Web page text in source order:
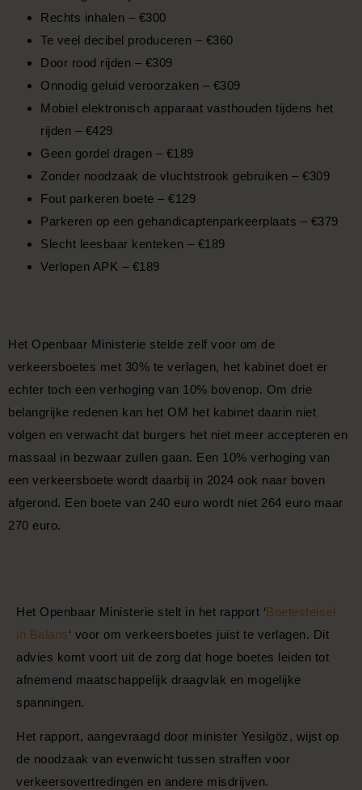
Rechts inhalen – €300
Te veel decibel produceren – €360
Door rood rijden – €309
Onnodig geluid veroorzaken – €309
Mobiel elektronisch apparaat vasthouden tijdens het
rijden – €429
Geen gordel dragen – €189
Zonder noodzaak de vluchtstrook gebruiken – €309
Fout parkeren boete – €129
Parkeren op een gehandicaptenparkeerplaats – €379
Slecht leesbaar kenteken – €189
Verlopen APK – €189
Het Openbaar Ministerie stelde zelf voor om de
verkeersboetes met 30% te verlagen, het kabinet doet er
echter toch een verhoging van 10% bovenop. Om drie
belangrijke redenen kan het OM het kabinet daarin niet
volgen en verwacht dat burgers het niet meer accepteren en
massaal in bezwaar zullen gaan. Een 10% verhoging van
een verkeersboete wordt daarbij in 2024 ook naar boven
afgerond. Een boete van 240 euro wordt niet 264 euro maar
270 euro.
Het Openbaar Ministerie stelt in het rapport ‘Boetestelsel
in Balans‘ voor om verkeersboetes juist te verlagen. Dit
advies komt voort uit de zorg dat hoge boetes leiden tot
afnemend maatschappelijk draagvlak en mogelijke
spanningen.
Het rapport, aangevraagd door minister Yesilgöz, wijst op
de noodzaak van evenwicht tussen straffen voor
verkeersovertredingen en andere misdrijven.